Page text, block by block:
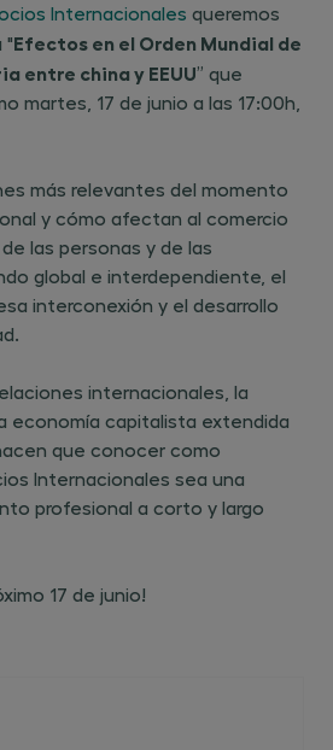
Internacionales queremos
"Efectos en el Orden Mundial de
entre china y EEUU” que
martes, 17 de junio a las 17:00h,
más relevantes del momento
y cómo afectan al comercio
las personas y de las
global e interdependiente, el
interconexión y el desarrollo
internacionales, la
economía capitalista extendida
que conocer como
Internacionales sea una
profesional a corto y largo
17 de junio!